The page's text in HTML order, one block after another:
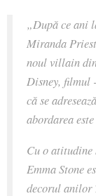
„După ce ani
Miranda
noul villain
Disney, filmul
că se
abordarea
Cu o atitudine
Emma Stone
decorul anilor